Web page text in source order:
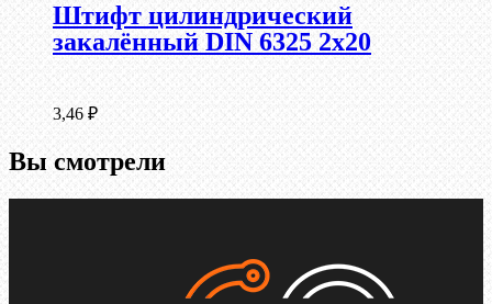
Штифт цилиндрический
закалённый DIN 6325 2х20
3,46 ₽
Вы смотрели